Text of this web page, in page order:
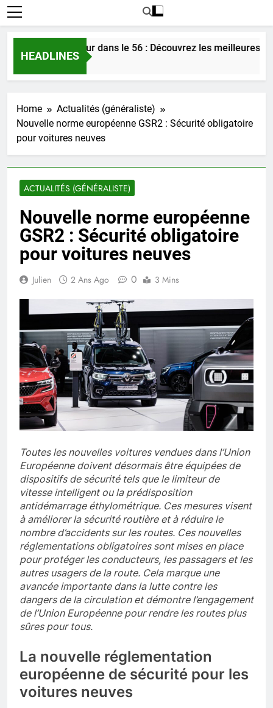
HEADLINES
l’amour dans le 56 : Découvrez les meilleures
Ago
Home
Actualités (généraliste)
Nouvelle norme européenne GSR2 : Sécurité obligatoire
pour voitures neuves
ACTUALITÉS (GÉNÉRALISTE)
Nouvelle norme européenne
GSR2 : Sécurité obligatoire
pour voitures neuves
Julien 2 Ans Ago 0 3 Mins
Toutes les nouvelles voitures vendues dans l’Union
Européenne doivent désormais être équipées de
dispositifs de sécurité tels que le limiteur de
vitesse intelligent ou la prédisposition
antidémarrage éthylométrique. Ces mesures visent
à améliorer la sécurité routière et à réduire le
nombre d’accidents sur les routes. Ces nouvelles
réglementations obligatoires sont mises en place
pour protéger les conducteurs, les passagers et les
autres usagers de la route. Cela marque une
avancée importante dans la lutte contre les
dangers de la circulation et démontre l’engagement
de l’Union Européenne pour rendre les routes plus
sûres pour tous.
La nouvelle réglementation
européenne de sécurité pour les
voitures neuves